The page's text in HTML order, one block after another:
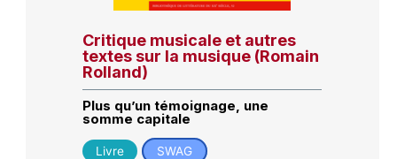
Critique musicale et autres
textes sur la musique (Romain
Rolland)
Plus qu’un témoignage, une
somme capitale
Livre SWAG